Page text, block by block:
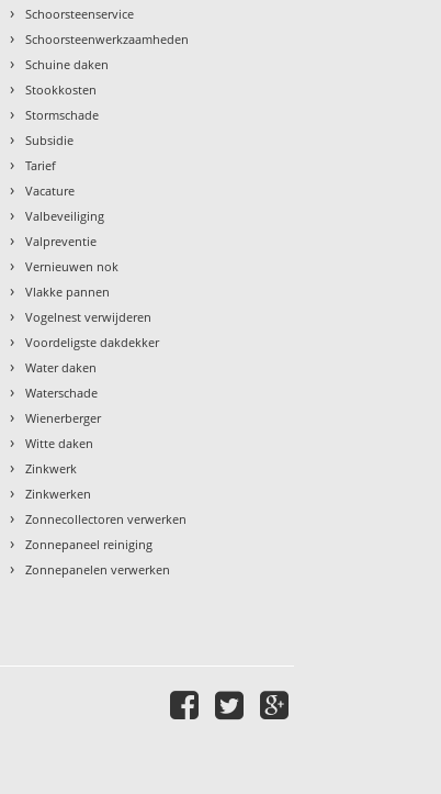
› Schoorsteenservice
› Schoorsteenwerkzaamheden
› Schuine daken
› Stookkosten
› Stormschade
› Subsidie
› Tarief
› Vacature
› Valbeveiliging
› Valpreventie
› Vernieuwen nok
› Vlakke pannen
› Vogelnest verwijderen
› Voordeligste dakdekker
› Water daken
› Waterschade
› Wienerberger
› Witte daken
› Zinkwerk
› Zinkwerken
› Zonnecollectoren verwerken
› Zonnepaneel reiniging
› Zonnepanelen verwerken